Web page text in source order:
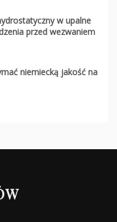
w upalne
przed wezwaniem
niemiecką jakość na